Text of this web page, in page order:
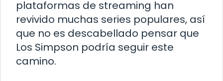
plataformas de streaming han
revivido muchas series populares, así
que no es descabellado pensar que
Los Simpson podría seguir este
camino.